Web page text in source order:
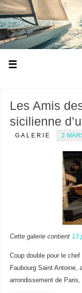
Les Amis
sicilienne
GALERIE 2
Cette galerie contient 13
Coup double pour le
Faubourg Saint Antoine,
arrondissement de Paris,